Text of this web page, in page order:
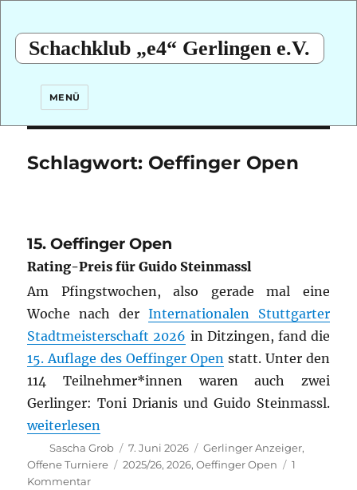
Schachklub „e4“ Gerlingen e.V.
MENÜ
Schlagwort: Oeffinger Open
15. Oeffinger Open
Rating-Preis für Guido Steinmassl
Am Pfingstwochen, also gerade mal eine
Woche nach der Internationalen Stuttgarter
Stadtmeisterschaft 2026 in Ditzingen, fand die
15. Auflage des Oeffinger Openstatt. Unter den
114 Teilnehmer*innen waren auch zwei
Gerlinger: Toni Drianis und Guido Steinmassl.
„15. Oeffinger Open“
weiterlesen
Autor
Sascha Grob
Veröffentlicht
am
7. Juni 2026 Kategorien
Gerlinger Anzeiger,
Offene Turniere
Schlagwörter
2025/26,2026,Oeffinger Open
1
Kommentarzu